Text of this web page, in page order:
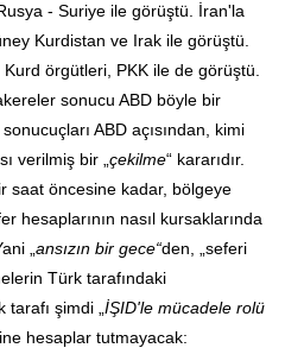
- Suriye ile görüştü. İran'la
Kurdistan ve Irak ile görüştü.
örgütleri, PKK ile de görüştü.
sonucu ABD böyle bir
ABD açısından, kimi
verilmiş bir „ çekilme“ kararıdır.
saat öncesine kadar, bölgeye
hesaplarının nasıl kursaklarında
„ ansızın bir gece“den, „seferi
Türk tarafındaki
şimdi „ İŞID'le mücadele rolü
hesaplar tutmayacak: